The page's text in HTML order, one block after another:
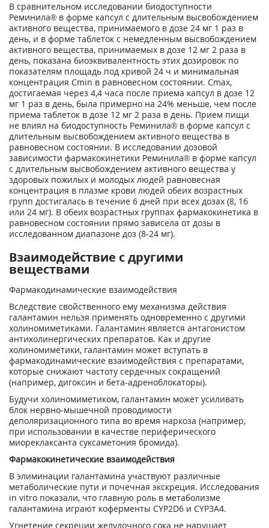
В сравнительном исследовании биодоступности
Реминила® в форме капсул с длительным высвобождением
активного вещества, принимаемого в дозе 24 мг 1 раз в
день, и в форме таблеток с немедленным высвобождением
активного вещества, принимаемых в дозе 12 мг 2 раза в
день, показана биоэквивалентность этих дозировок по
показателям площадь под кривой 24 ч и минимальная
концентрация Cmin в равновесном состоянии. Сmах,
достигаемая через 4,4 часа после приема капсул в дозе 12
мг 1 раз в день, была примерно на 24% меньше, чем после
приема таблеток в дозе 12 мг 2 раза в день. Прием пищи
не влиял на биодоступность Реминила® в форме капсул с
длительным высвобождением активного вещества в
равновесном состоянии. В исследовании дозовой
зависимости фармакокинетики Реминила® в форме капсул
с длительным высвобождением активного вещества у
здоровых пожилых и молодых людей равновесная
концентрация в плазме крови людей обеих возрастных
групп достигалась в течение 6 дней при всех дозах (8, 16
или 24 мг). В обеих возрастных группах фармакокинетика в
равновесном состоянии прямо зависела от дозы в
исследованном диапазоне доз (8-24 мг).
Взаимодействие с другими
веществами
Фармакодинамические взаимодействия
Вследствие свойственного ему механизма действия
галантамин нельзя применять одновременно с другими
холиномиметиками. Галантамин является антагонистом
антихолинергических препаратов. Как и другие
холиномиметики, галантамин может вступать в
фармакодинамические взаимодействия с препаратами,
которые снижают частоту сердечных сокращений
(например, дигоксин и бета-адреноблокаторы).
Будучи холиномиметиком, галантамин может усиливать
блок нервно-мышечной проводимости
деполяризационного типа во время наркоза (например,
при использовании в качестве периферического
миореклаксанта суксаметония бромида).
Фармакокинетические взаимодействия
В элиминации галантамина участвуют различные
метаболические пути и почечная экскреция. Исследования
in vitro показали, что главную роль в метаболизме
галантамина играют коферменты CYP2D6 и CYP3A4.
Угнетение секреции желудочного сока не нарушает